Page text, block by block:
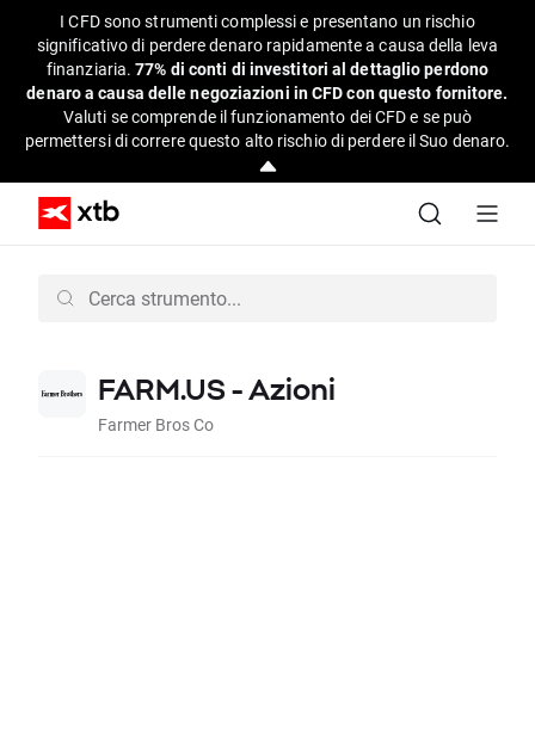
I CFD sono strumenti complessi e presentano un rischio
significativo di perdere denaro rapidamente a causa della leva
finanziaria.77% di conti di investitori al dettaglio perdono
denaro a causa delle negoziazioni in CFD con questo fornitore.
Valuti se comprende il funzionamento dei CFD e se può
permettersi di correre questo alto rischio di perdere il Suo denaro.
FARM.US - Azioni
Farmer Bros Co